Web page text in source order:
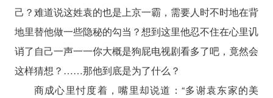
己？难道说这姓袁的也是上京一霸，需要人时不时地在背
地里替他做一些隐秘的勾当？想到这里他忍不住在心里讥
诮了自己一声一一你大概是狗屁电视剧看多了吧，竟然会
这样猜想？……那他到底是为了什么？
商成心里忖度着，嘴里却说道：“多谢袁东家的美